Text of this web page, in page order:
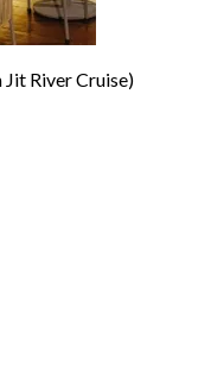
Jit River Cruise)